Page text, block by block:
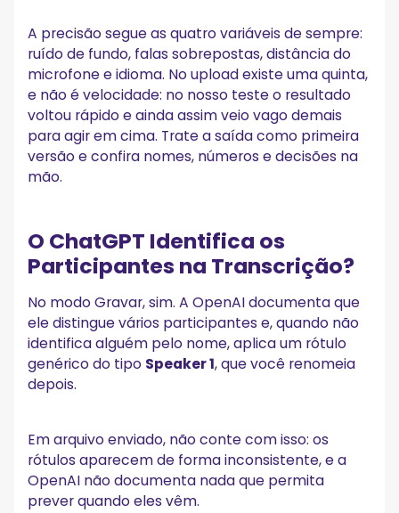
A precisão segue as quatro variáveis de sempre:
ruído de fundo, falas sobrepostas, distância do
microfone e idioma. No upload existe uma quinta,
e não é velocidade: no nosso teste o resultado
voltou rápido e ainda assim veio vago demais
para agir em cima. Trate a saída como primeira
versão e confira nomes, números e decisões na
mão.
O ChatGPT Identifica os
Participantes na Transcrição?
No modo Gravar, sim. A OpenAI documenta que
ele distingue vários participantes e, quando não
identifica alguém pelo nome, aplica um rótulo
genérico do tipo Speaker 1, que você renomeia
depois.
Em arquivo enviado, não conte com isso: os
rótulos aparecem de forma inconsistente, e a
OpenAI não documenta nada que permita
prever quando eles vêm.